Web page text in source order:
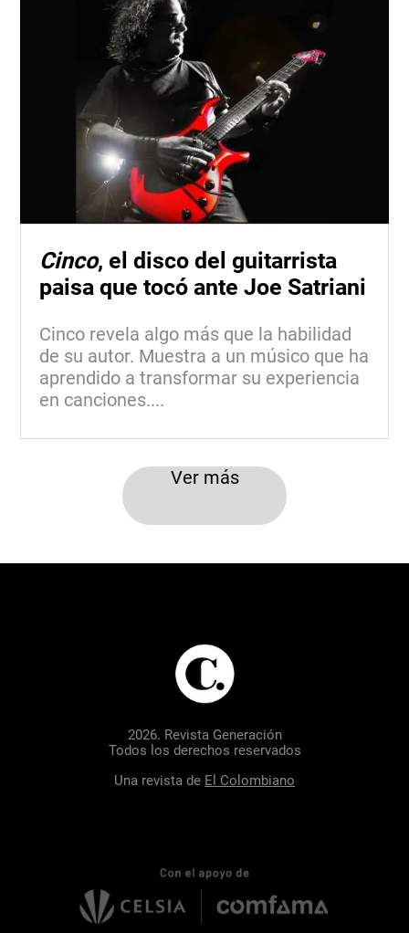
Cinco, el disco del guitarrista
paisa que tocó ante Joe Satriani
Cinco revela algo más que la habilidad
de su autor. Muestra a un músico que ha
aprendido a transformar su experiencia
en canciones....
Ver más
2026. Revista Generación
Todos los derechos reservados
Una revista de El Colombiano